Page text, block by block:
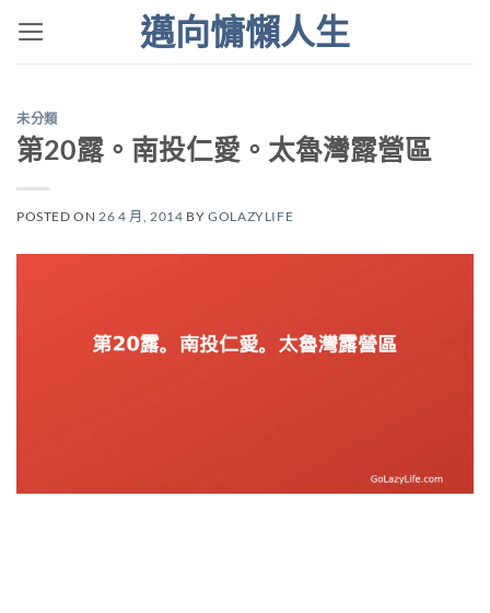
邁向慵懶人生
未分類
第20露。南投仁愛。太魯灣露營區
POSTED ON26 4 月, 2014 BYGOLAZYLIFE